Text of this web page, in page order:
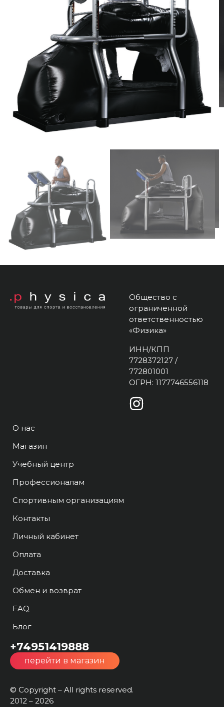
Общество с
ограниченной
ответственностью
«Физика»
ИНН/КПП
7728372127 /
772801001
ОГРН: 1177746556118
О нас
Магазин
Учебный центр
Профессионалам
Спортивным организациям
Контакты
Личный кабинет
Оплата
Доставка
Обмен и возврат
FAQ
Блог
+74951419888
перейти в магазин
© Copyright – All rights reserved.
2012 – 2026